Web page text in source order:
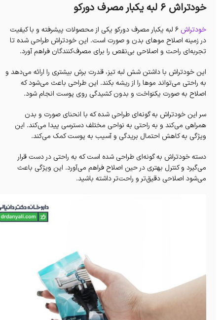
خودتراش 6 لبه یکبار مصرف دورکو
خودتراش
6 لبه یکبار مصرف دورکو یکی از محصولات پیشرفته و با کیفیت
در زمینه اصلاح موهای بدن و صورت است. این خودتراش طراحی شده تا
تجربه‌ای راحت و اصلاحی بی‌نقص را برای مصرف‌کنندگان فراهم آورد.
این خودتراش با داشتن شش لبه تیز، قدرت برش بیشتری را ارائه می‌دهد و
به راحتی می‌تواند موها را از ریشه بکند. این طراحی باعث می‌شود که
اصلاح به صورت یکنواخت و بدون کشیدگی روی پوست انجام شود.
سر این خودتراش به گونه‌ای طراحی شده که با انحنای صورت و بدن
همراهی می‌کند و به راحتی به نواحی مختلف دسترسی پیدا می‌کند. این
ویژگی به کاهش احتمال بریدگی و آسیب به پوست کمک می‌کند.
دسته خودتراش به گونه‌ای طراحی شده است که به راحتی در دست قرار
می‌گیرد و کنترل بهتری در حین اصلاح فراهم می‌آورد. این ویژگی باعث
می‌شود اصلاحی دقیق‌تر و راحت‌تر داشته باشید.